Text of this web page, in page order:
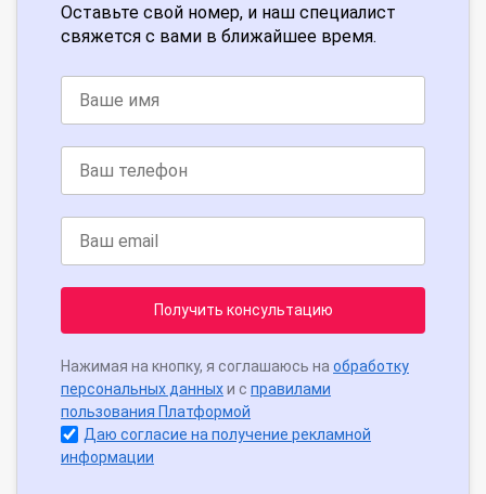
Оставьте свой номер, и наш специалист
свяжется с вами в ближайшее время.
Получить консультацию
Нажимая на кнопку, я соглашаюсь на обработку
персональных данныхи с правилами
пользования Платформой
Даю согласие на получение рекламной
информации